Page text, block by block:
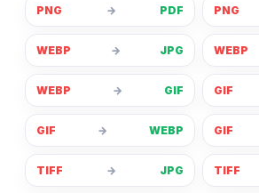
PNG → PDF PNG
WEBP → JPG WEBP
WEBP → GIF GIF
GIF → WEBP GIF
TIFF → JPG TIFF